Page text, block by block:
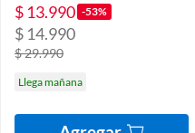
$ 13.990 -53%
$ 14.990
$ 29.990
Llega mañana